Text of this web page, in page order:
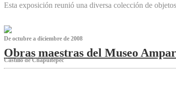
Esta exposición reunió una diversa colección de
De octubre a diciembre de 2008
Obras maestras del Museo
Castillo de Chapultepec